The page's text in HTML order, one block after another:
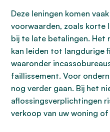
Deze leningen komen
voorwaarden, zoals korte
bij te late betalingen. Het
kan leiden tot langdurige
waaronder
faillissement. Voor
nog verder gaan. Bij het
aflossingsverplichtingen
verkoop van uw woning